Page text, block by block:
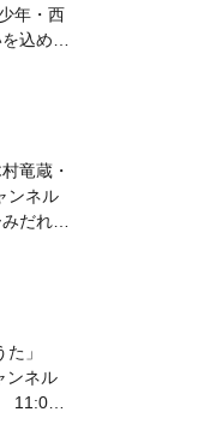
年・西
込めた
曲を聴
竜蔵・
ンネル
だれ旅
」
ンネル
11:00